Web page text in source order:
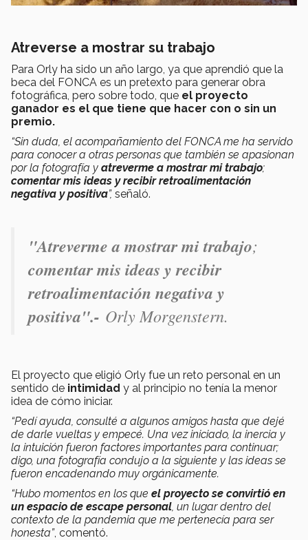
Atreverse a mostrar su trabajo
Para Orly ha sido un año largo, ya que aprendió que la
beca del FONCA es un pretexto para generar obra
fotográfica, pero sobre todo, que el proyecto
ganador es el que tiene que hacer con o sin un
premio.
“Sin duda, el acompañamiento del FONCA me ha servido
para conocer a otras personas que también se apasionan
por la fotografía y atreverme a mostrar mi trabajo;
comentar mis ideas y recibir retroalimentación
negativa y positiva”, señaló.
"Atreverme a mostrar mi trabajo;
comentar mis ideas y recibir
retroalimentación negativa y
positiva".- Orly Morgenstern.
El proyecto que eligió Orly fue un reto personal en un
sentido de intimidad y al principio no tenía la menor
idea de cómo iniciar.
“Pedí ayuda, consulté a algunos amigos hasta que dejé
de darle vueltas y empecé. Una vez iniciado, la inercia y
la intuición fueron factores importantes para continuar;
digo, una fotografía condujo a la siguiente y las ideas se
fueron encadenando muy orgánicamente.
“Hubo momentos en los que el proyecto se convirtió en
un espacio de escape personal , un lugar dentro del
contexto de la pandemia que me pertenecía para ser
honesta”, comentó.